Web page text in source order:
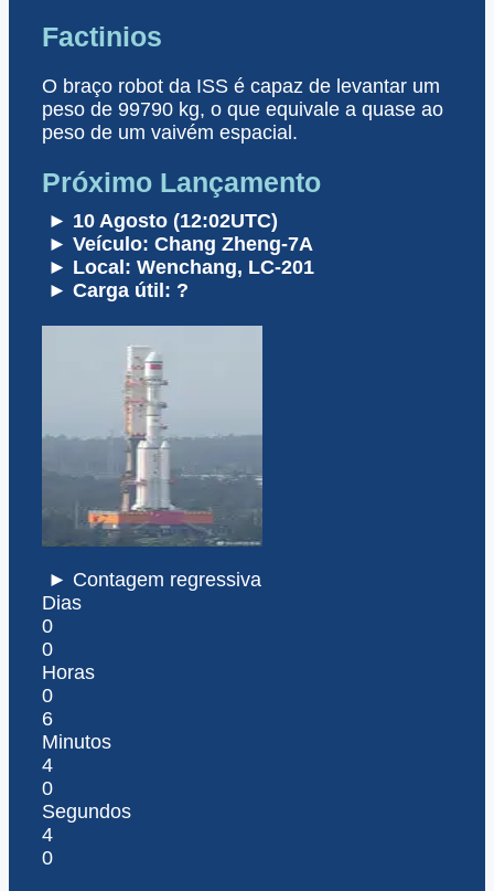
Factinios
O braço robot da ISS é capaz de levantar um
peso de 99790 kg, o que equivale a quase ao
peso de um vaivém espacial.
Próximo Lançamento
► 10 Agosto (12:02UTC)
► Veículo: Chang Zheng-7A
► Local: Wenchang, LC-201
► Carga útil: ?
► Contagem regressiva
Dias
0
0
Horas
0
6
Minutos
4
0
Segundos
4
0